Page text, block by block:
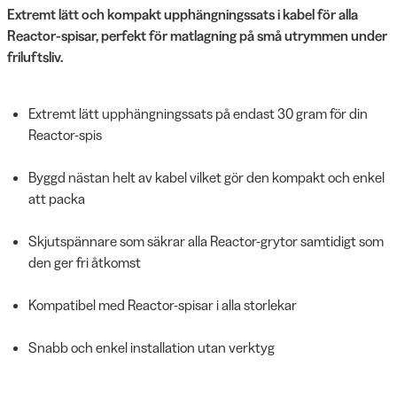
Extremt lätt och kompakt upphängningssats i kabel för alla
Reactor-spisar, perfekt för matlagning på små utrymmen under
friluftsliv.
Extremt lätt upphängningssats på endast 30 gram för din
Reactor-spis
Byggd nästan helt av kabel vilket gör den kompakt och enkel
att packa
Skjutspännare som säkrar alla Reactor-grytor samtidigt som
den ger fri åtkomst
Kompatibel med Reactor-spisar i alla storlekar
Snabb och enkel installation utan verktyg